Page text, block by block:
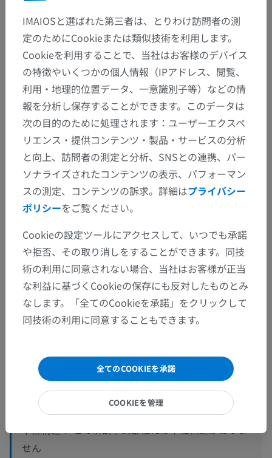
解剖学的階層
人体解剖学2
人体解剖学1
系統解剖> 筋系> 下肢の筋> 区画>
大腿の前区画；大腿の伸筋区画
せん
IMAIOSと選ばれた第三者は、とりわけ訪問者の測
定のためにCookieまたは類似技術を利用します。
Cookieを利用することで、当社はお客様のデバイス
の特徴やいくつかの個人情報（IPアドレス、閲覧、
利用・地理的位置データ、一意識別子等）などの情
報を分析し保存することができます。このデータは
次の目的のために処理されます：ユーザーエクスペ
リエンス・提供コンテンツ・製品・サービスの分析
と向上、訪問者の測定と分析、SNSとの連携、パー
ソナライズされたコンテンツの表示、パフォーマン
スの測定、コンテンツの訴求。詳細はプライバシー
ポリシーをご覧ください。
Cookieの設定ツールにアクセスして、いつでも承諾
や拒否、その取り消しをすることができます。同技
術の利用に同意されない場合、当社はお客様が正当
な利益に基づくCookieの保存にも反対したものとみ
なします。「全てのCookieを承諾」をクリックして
同技術の利用に同意することもできます。
全てのCOOKIEを承諾
COOKIEを管理